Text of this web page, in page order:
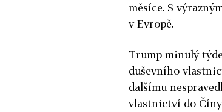
měsíce. S
v Evropě.
Trump minulý
duševního
dalšímu
vlastnictví do